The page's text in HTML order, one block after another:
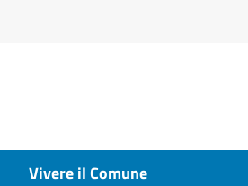
Vivere il Comune